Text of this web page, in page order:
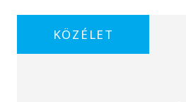
KÖZÉLET